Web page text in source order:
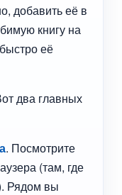
добавить её в
книгу на
её
два главных
. Посмотрите
(там, где
Рядом вы